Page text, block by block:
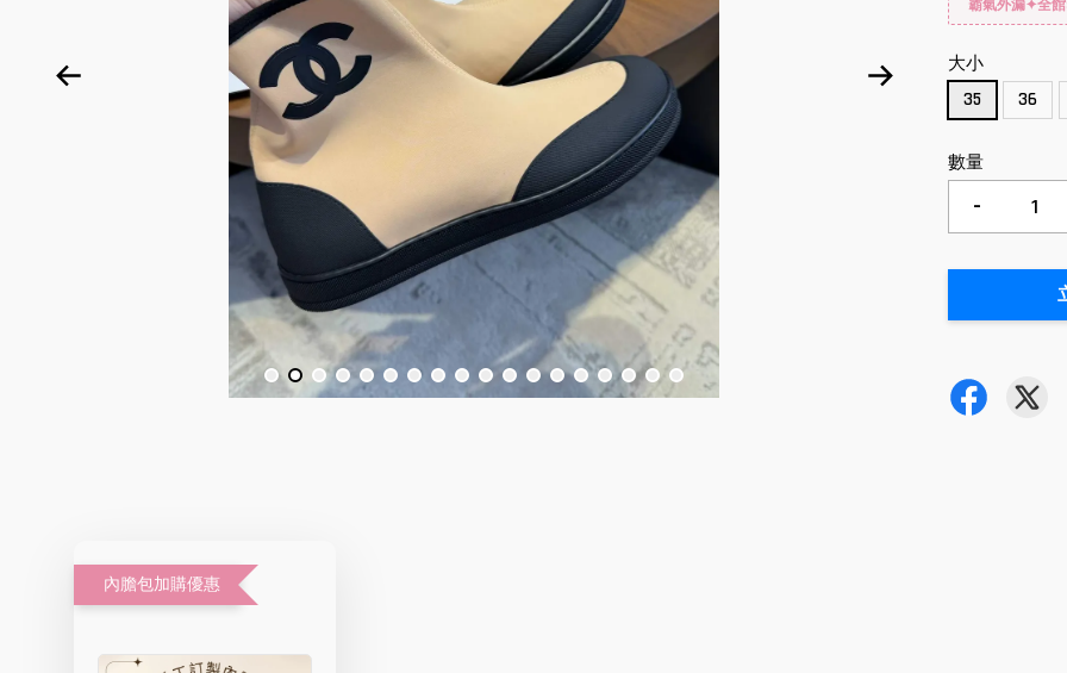
霸氣外漏✦全
大小
35
36
數量
-
內膽包加購優惠